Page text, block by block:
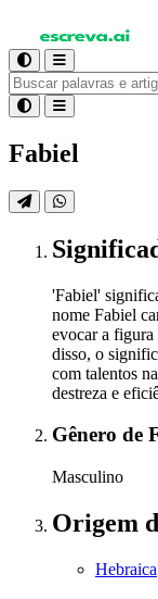
Fabiel
'Fabiel'
nome Fabiel
evocar a
disso, o
com talentos
destreza e
Gênero de
Masculino
Origem
Hebraica